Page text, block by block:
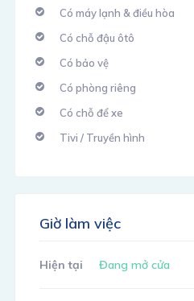
Có máy lạnh & điều hòa
Có chỗ đậu ôtô
Có bảo vệ
Có phòng riêng
Có chỗ để xe
Tivi / Truyền hình
Giờ làm việc
Hiện tại Đang mở cửa